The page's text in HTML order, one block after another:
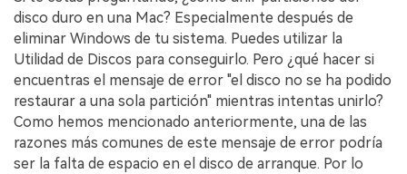
disco duro en una Mac?󠀲󠀡󠀩󠀣󠀡󠀢󠀩󠀧󠀧󠀳󠀰 Especialmente después de
eliminar Windows de tu sistema.󠀲󠀡󠀩󠀣󠀡󠀢󠀩󠀧󠀨󠀳󠀰 Puedes utilizar la
Utilidad de Discos para conseguirlo.󠀲󠀡󠀩󠀣󠀡󠀢󠀩󠀧󠀩󠀳󠀰 Pero ¿qué hacer si
encuentras el mensaje de error "el disco no se ha podido
restaurar a una sola partición" mientras intentas unirlo?
Como hemos mencionado anteriormente, una de las
razones más comunes de este mensaje de error podría
ser la falta de espacio en el disco de arranque. Por lo